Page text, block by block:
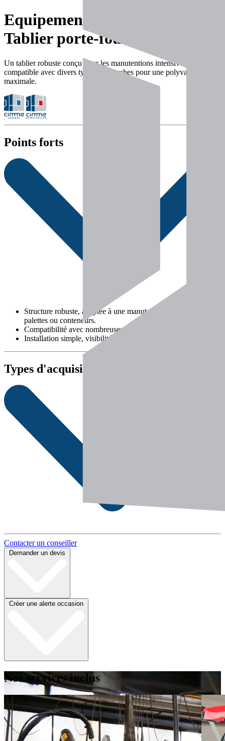
Equipements
Tablier porte-fourche
Un tablier robuste conçu pour les manutentions intensives,
compatible avec divers types de fourches pour une polyvalence
maximale.
Points forts
Structure robuste, adaptée à une manutention continue de
palettes ou conteneurs.
Compatibilité avec nombreuses machines
Installation simple, visibilité optimale pour l’opérateur
Types d'acquisition
Contacter un conseiller
Demander un devis
Créer une alerte occasion
Nos services inclus